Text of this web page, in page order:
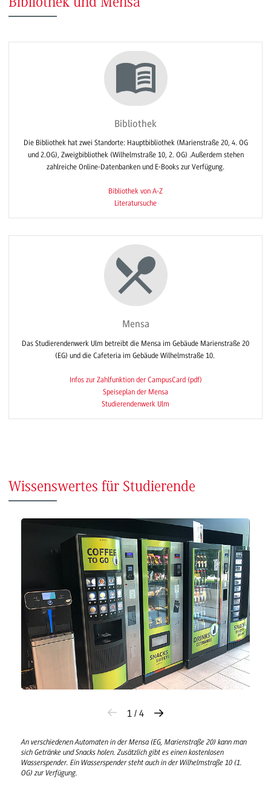
Bibliothek
Die Bibliothek hat zwei Standorte: Hauptbibliothek (Marienstraße 20, 4. OG
und 2.OG), Zweigbibliothek (Wilhelmstraße 10, 2. OG) .Außerdem stehen
zahlreiche Online-Datenbanken und E-Books zur Verfügung.
Bibliothek von A-Z
Literatursuche
Mensa
Das Studierendenwerk Ulm betreibt die Mensa im Gebäude Marienstraße 20
(EG) und die Cafeteria im Gebäude Wilhelmstraße 10.
Infos zur Zahlfunktion der CampusCard (pdf)
Speiseplan der Mensa
Studierendenwerk Ulm
Wissenswertes für Studierende
1 / 4
An verschiedenen Automaten in der Mensa (EG, Marienstraße 20) kann man
sich Getränke und Snacks holen. Zusätzlich gibt es einen kostenlosen
Wasserspender. Ein Wasserspender steht auch in der Wilhelmstraße 10 (1.
OG) zur Verfügung.